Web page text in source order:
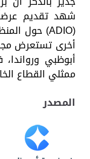
شهد تقديم
(
ADIO) حول
أخرى تستعرض
أبوظبي
ممثلي القطاع
المصدر